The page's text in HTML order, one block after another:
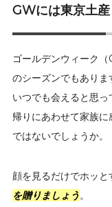
GWには東京土
ゴールデンウィーク
のシーズンでもありま
いつでも会えると思
帰りにあわせて家族
ではないでしょうか。
顔を見るだけでホッと
を贈りましょう。